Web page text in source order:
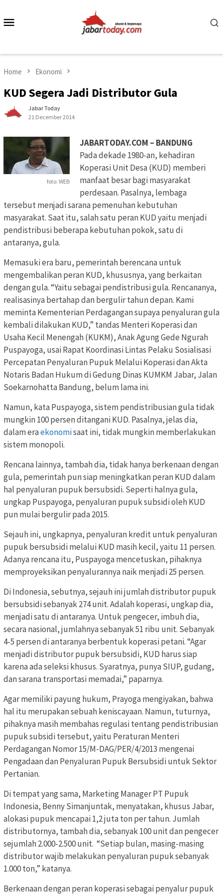
content
Home Ekonomi
KUD Segera Jadi Distributor Gula
Jabar Today
21 December 2014
foto: WEB
JABARTODAY.COM – BANDUNG
Pada dekade 1980-an, kehadiran
Koperasi Unit Desa (KUD) memberi
manfaat besar bagi masyarakat
perdesaan. Pasalnya, lembaga
tersebut menjadi sarana pemenuhan kebutuhan
masyarakat. Saat itu, salah satu peran KUD yaitu menjadi
pendistribusi beberapa kebutuhan pokok, satu di
antaranya, gula.
Memasuki era baru, pemerintah berencana untuk
mengembalikan peran KUD, khususnya, yang berkaitan
dengan gula. “Yaitu sebagai pendistribusi gula. Rencananya,
realisasinya bertahap dan bergulir tahun depan. Kami
meminta Kementerian Perdagangan supaya penyaluran gula
kembali dilakukan KUD,” tandas Menteri Koperasi dan
Usaha Kecil Menengah (KUKM), Anak Agung Gede Ngurah
Puspayoga, usai Rapat Koordinasi Lintas Pelaku Sosialisasi
Percepatan Penyaluran Pupuk Melalui Koperasi dan Akta
Notaris Badan Hukum di Gedung Dinas KUMKM Jabar, Jalan
Soekarnohatta Bandung, belum lama ini.
Namun, kata Puspayoga, sistem pendistribusian gula tidak
mungkin 100 persen ditangani KUD. Pasalnya, jelas dia,
dalam eraekonomisaat ini, tidak mungkin memberlakukan
sistem monopoli.
Rencana lainnya, tambah dia, tidak hanya berkenaan dengan
gula, pemerintah pun siap meningkatkan peran KUD dalam
hal penyaluran pupuk bersubsidi. Seperti halnya gula,
ungkap Puspayoga, penyaluran pupuk subsidi oleh KUD
pun mulai bergulir pada 2015.
Sejauh ini, ungkapnya, penyaluran kredit untuk penyaluran
pupuk bersubsidi melalui KUD masih kecil, yaitu 11 persen.
Adanya rencana itu, Puspayoga mencetuskan, pihaknya
memproyeksikan penyalurannya naik menjadi 25 persen.
Di Indonesia, sebutnya, sejauh ini jumlah distributor pupuk
bersubsidi sebanyak 274 unit. Adalah koperasi, ungkap dia,
menjadi satu di antaranya. Untuk pengecer, imbuh dia,
secara nasional, jumlahnya sebanyak 51 ribu unit. Sebanyak
4-5 persen di antaranya berbentuk koperasi petani. “Agar
menjadi distributor pupuk bersubsidi, KUD harus siap
karena ada seleksi khusus. Syaratnya, punya SIUP, gudang,
dan sarana transportasi memadai,” paparnya.
Agar memiliki payung hukum, Prayoga mengiyakan, bahwa
hal itu merupakan sebuah keniscayaan. Namun, tuturnya,
pihaknya masih membahas regulasi tentang pendistribusian
pupuk subsidi tersebut, yaitu Peraturan Menteri
Perdagangan Nomor 15/M-DAG/PER/4/2013 mengenai
Pengadaan dan Penyaluran Pupuk Bersubsidi untuk Sektor
Pertanian.
Di tempat yang sama, Marketing Manager PT Pupuk
Indonesia, Benny Simanjuntak, menyatakan, khusus Jabar,
alokasi pupuk mencapai 1,2 juta ton per tahun. Jumlah
distributornya, tambah dia, sebanyak 100 unit dan pengecer
sejumlah 2.000-2.500 unit. “Setiap bulan, masing-masing
distributor wajib melakukan penyaluran pupuk sebanyak
1.000 ton,” katanya.
Berkenaan dengan peran koperasi sebagai penyalur pupuk